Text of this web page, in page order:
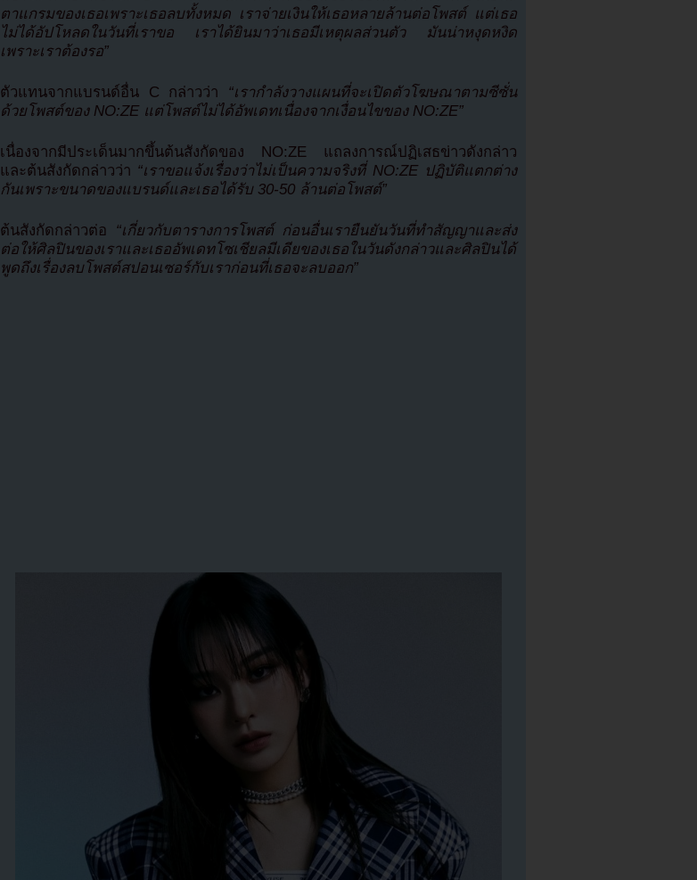
ตาแกรมของเธอเพราะเธอลบทั้งหมด เราจ่ายเงินให้เธอหลายล้านต่อโพสต์ แต่เธอ
ไม่ได้อัปโหลดในวันที่เราขอ เราได้ยินมาว่าเธอมีเหตุผลส่วนตัว มันน่าหงุดหงิด
เพราะเราต้องรอ”
ตัวแทนจากแบรนด์อื่น C กล่าวว่า “เรากำลังวางแผนที่จะเปิดตัวโฆษณาตามซีซั่น
ด้วยโพสต์ของ NO:ZE แต่โพสต์ไม่ได้อัพเดทเนื่องจากเงื่อนไขของ NO:ZE”
เนื่องจากมีประเด็นมากขึ้นต้นสังกัดของ NO:ZE แถลงการณ์ปฏิเสธข่าวดังกล่าว
และต้นสังกัดกล่าวว่า “เราขอแจ้งเรื่องว่าไม่เป็นความจริงที่ NO:ZE ปฏิบัติแตกต่าง
กันเพราะขนาดของแบรนด์และเธอได้รับ 30-50 ล้านต่อโพสต์”
ต้นสังกัดกล่าวต่อ “เกี่ยวกับตารางการโพสต์ ก่อนอื่นเรายืนยันวันที่ทำสัญญาและส่ง
ต่อให้ศิลปินของเราและเธออัพเดทโซเชียลมีเดียของเธอในวันดังกล่าวและศิลปินได้
พูดถึงเรื่องลบโพสต์สปอนเซอร์กับเราก่อนที่เธอจะลบออก”